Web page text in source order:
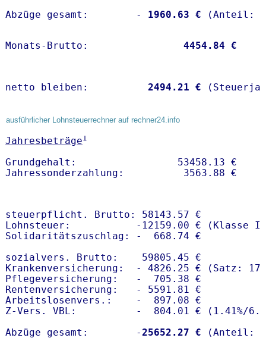
Abzüge gesamt:        -
1960.63 €
Monats-Brutto: 4454.84 €
netto bleiben: 2494.21 €
ausführlicher Lohnsteuerrechner auf rechner24.info
Jahresbeträge1
Grundgehalt:                 53458.13 €
steuerpflicht. Brutto: 58143.57 €
Lohnsteuer:           -12159.00 € (Klasse I)
Solidaritätszuschlag: -  668.74 €
sozialvers. Brutto:    59805.45 €
Krankenversicherung:  - 4826.25 € (Satz:
Pflegeversicherung:   -  705.38 €
Rentenversicherung:   - 5591.81 €
Arbeitslosenvers.:    -  897.08 €
Z-Vers. VBL:          -  804.01 € ( 1.41%/
Abzüge gesamt:        -25652.27 €